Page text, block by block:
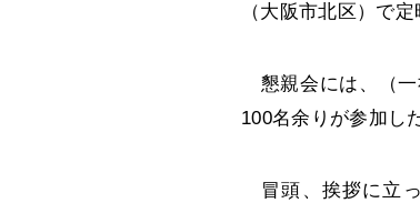
（大阪市北区）で
懇親会には、（一
100名余りが参加し
冒頭、挨拶に立